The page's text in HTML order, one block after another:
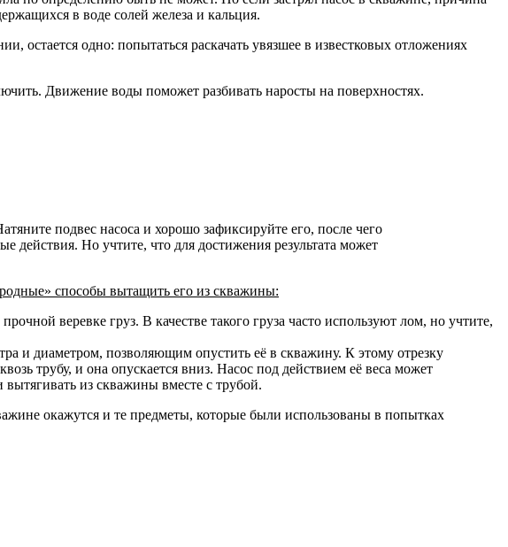
в воде солей железа и кальция.
остается одно: попытаться раскачать увязшее в известковых отложениях
Движение воды поможет разбивать наросты на поверхностях.
подвес насоса и хорошо зафиксируйте его, после чего
действия. Но учтите, что для достижения результата может
способы вытащить его из скважины:
веревке груз. В качестве такого груза часто используют лом, но учтите,
и диаметром, позволяющим опустить её в скважину. К этому отрезку
трубу, и она опускается вниз. Насос под действием её веса может
из скважины вместе с трубой.
окажутся и те предметы, которые были использованы в попытках